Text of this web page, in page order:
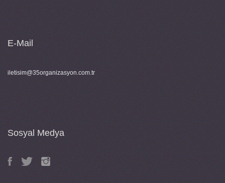
E-Mail
iletisim@35organizasyon.com.tr
Sosyal Medya